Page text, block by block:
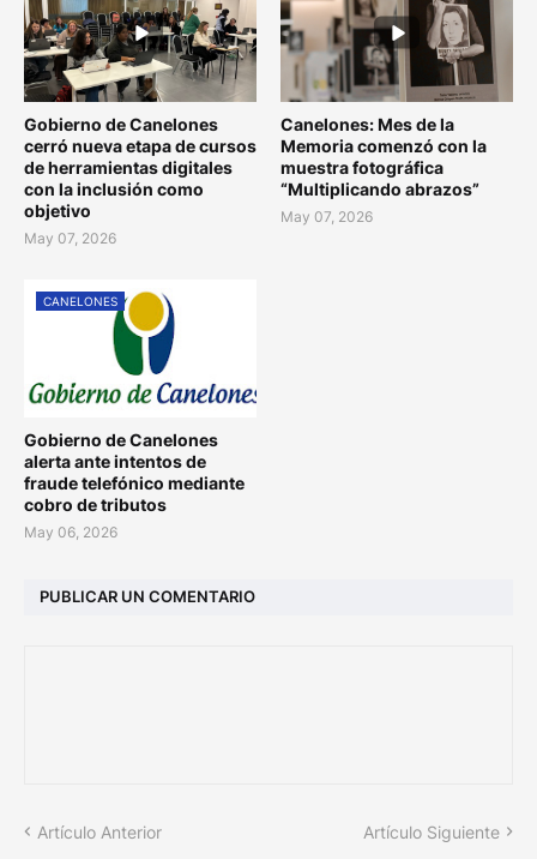
Gobierno de Canelones
cerró nueva etapa de cursos
de herramientas digitales
con la inclusión como
objetivo
May 07, 2026
Canelones: Mes de la
Memoria comenzó con la
muestra fotográfica
“Multiplicando abrazos”
May 07, 2026
CANELONES
Gobierno de Canelones
alerta ante intentos de
fraude telefónico mediante
cobro de tributos
May 06, 2026
PUBLICAR UN COMENTARIO
Artículo Anterior Artículo Siguiente